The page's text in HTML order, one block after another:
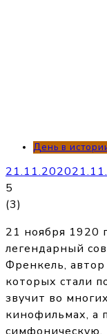
День в
21.11.2020
5
(3)
21 ноября 1920
легендарный
Френкель,
которых стали
звучит во
кинофильмах, а